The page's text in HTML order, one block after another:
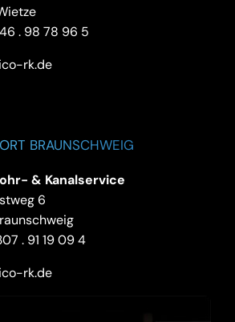
. 98 78 96 5
rk.de
BRAUNSCHWEIG
& Kanalservice
6
. 91 19 09 4
rk.de